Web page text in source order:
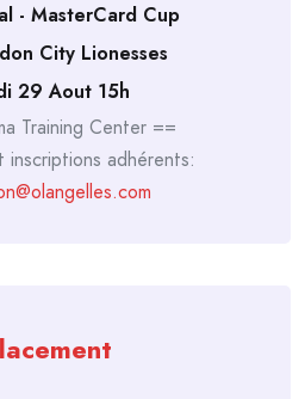
- MasterCard Cup
City Lionesses
29 Aout 15h
Training Center ==
inscriptions adhérents: